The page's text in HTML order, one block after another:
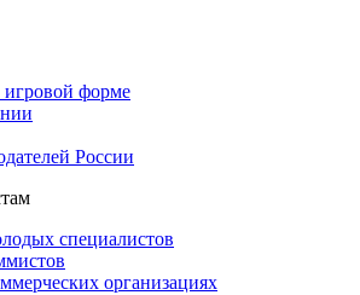
форме
России
специалистов
организациях